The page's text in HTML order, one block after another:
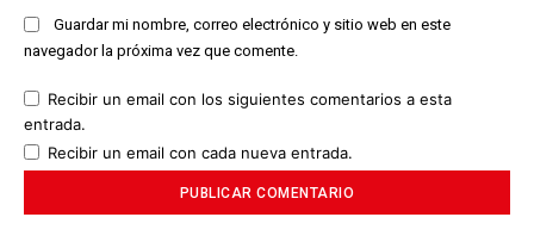
Guardar mi nombre, correo electrónico y sitio web en este
navegador la próxima vez que comente.
Recibir un email con los siguientes comentarios a esta
entrada.
Recibir un email con cada nueva entrada.